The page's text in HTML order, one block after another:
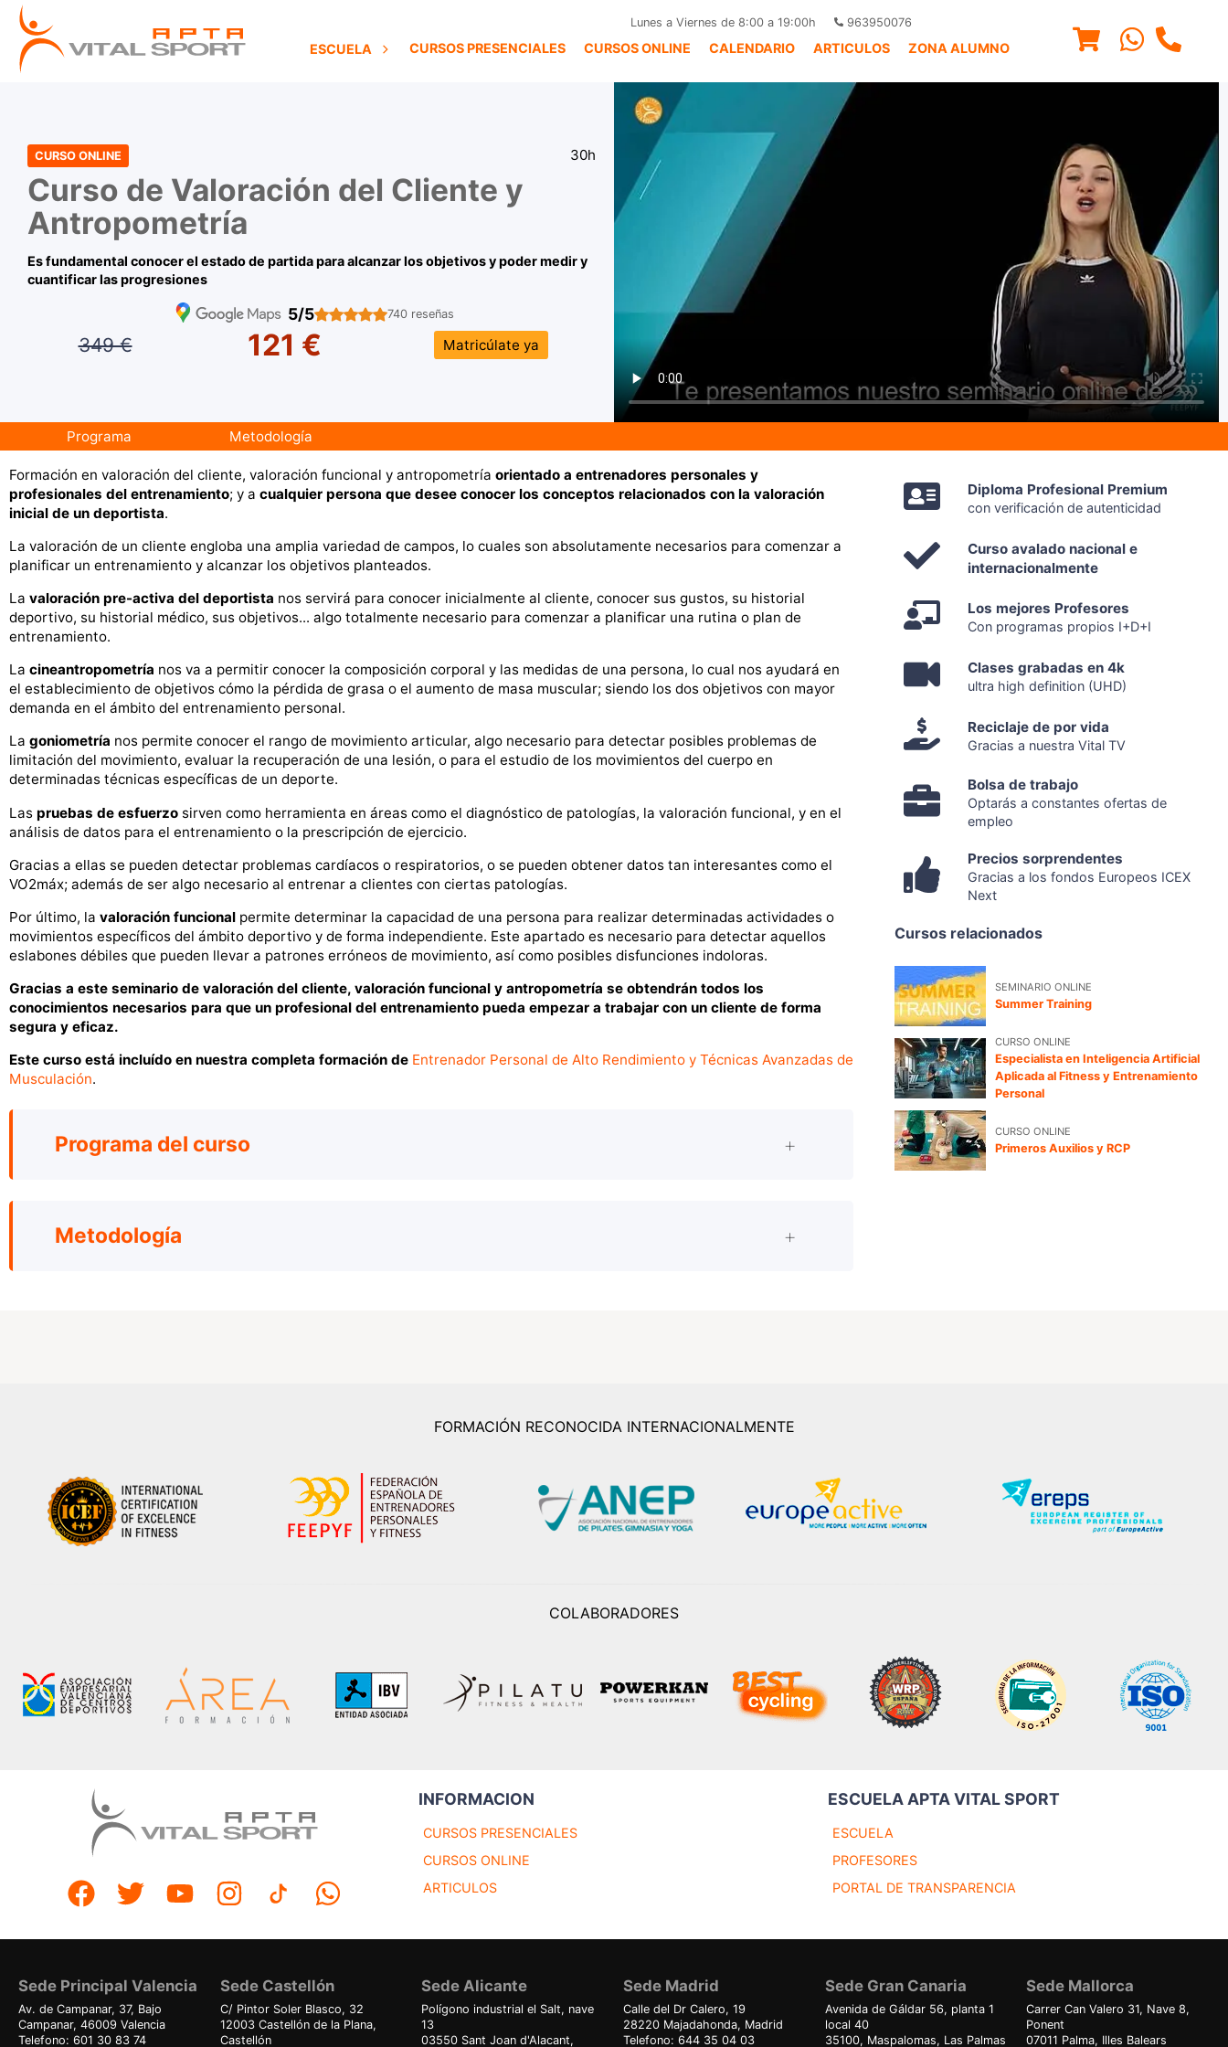
Lunes a Viernes de 8:00 a 19:00h 963950076
ESCUELA CURSOS PRESENCIALES CURSOS ONLINE CALENDARIO ARTICULOS ZONA ALUMNO
CURSO ONLINE 30h
Curso de Valoración del Cliente y
Antropometría
Es fundamental conocer el estado de partida para alcanzar los objetivos y poder medir y
cuantificar las progresiones
5/5 740 reseñas
349 € 121 € Matricúlate ya
Programa Metodología
Formación en valoración del cliente, valoración funcional y antropometría orientado a entrenadores personales y
profesionales del entrenamiento; y a cualquier persona que desee conocer los conceptos relacionados con la valoración
inicial de un deportista.
La valoración de un cliente engloba una amplia variedad de campos, lo cuales son absolutamente necesarios para comenzar a
planificar un entrenamiento y alcanzar los objetivos planteados.
La valoración pre-activa del deportista nos servirá para conocer inicialmente al cliente, conocer sus gustos, su historial
deportivo, su historial médico, sus objetivos... algo totalmente necesario para comenzar a planificar una rutina o plan de
entrenamiento.
La cineantropometría nos va a permitir conocer la composición corporal y las medidas de una persona, lo cual nos ayudará en
el establecimiento de objetivos cómo la pérdida de grasa o el aumento de masa muscular; siendo los dos objetivos con mayor
demanda en el ámbito del entrenamiento personal.
La goniometría nos permite conocer el rango de movimiento articular, algo necesario para detectar posibles problemas de
limitación del movimiento, evaluar la recuperación de una lesión, o para el estudio de los movimientos del cuerpo en
determinadas técnicas específicas de un deporte.
Las pruebas de esfuerzo sirven como herramienta en áreas como el diagnóstico de patologías, la valoración funcional, y en el
análisis de datos para el entrenamiento o la prescripción de ejercicio.
Gracias a ellas se pueden detectar problemas cardíacos o respiratorios, o se pueden obtener datos tan interesantes como el
VO2máx; además de ser algo necesario al entrenar a clientes con ciertas patologías.
Por último, la valoración funcional permite determinar la capacidad de una persona para realizar determinadas actividades o
movimientos específicos del ámbito deportivo y de forma independiente. Este apartado es necesario para detectar aquellos
eslabones débiles que pueden llevar a patrones erróneos de movimiento, así como posibles disfunciones indoloras.
Gracias a este seminario de valoración del cliente, valoración funcional y antropometría se obtendrán todos los
conocimientos necesarios para que un profesional del entrenamiento pueda empezar a trabajar con un cliente de forma
segura y eficaz.
Este curso está incluído en nuestra completa formación de Entrenador Personal de Alto Rendimiento y Técnicas Avanzadas de
Musculación.
Programa del curso
Metodología
Diploma Profesional Premium
con verificación de autenticidad
Curso avalado nacional e
internacionalmente
Los mejores Profesores
Con programas propios I+D+I
Clases grabadas en 4k
ultra high definition (UHD)
Reciclaje de por vida
Gracias a nuestra Vital TV
Bolsa de trabajo
Optarás a constantes ofertas de
empleo
Precios sorprendentes
Gracias a los fondos Europeos ICEX
Next
Cursos relacionados
SEMINARIO ONLINE
Summer Training
CURSO ONLINE
Especialista en Inteligencia Artificial
Aplicada al Fitness y Entrenamiento
Personal
CURSO ONLINE
Primeros Auxilios y RCP
FORMACIÓN RECONOCIDA INTERNACIONALMENTE
COLABORADORES
INFORMACION
CURSOS PRESENCIALES
CURSOS ONLINE
ARTICULOS
ESCUELA APTA VITAL SPORT
ESCUELA
PROFESORES
PORTAL DE TRANSPARENCIA
Sede Principal Valencia
Av. de Campanar, 37, Bajo
Campanar, 46009 Valencia
Telefono: 601 30 83 74
Sede Castellón
C/ Pintor Soler Blasco, 32
12003 Castellón de la Plana,
Castellón
Sede Alicante
Polígono industrial el Salt, nave
13
03550 Sant Joan d'Alacant,
Sede Madrid
Calle del Dr Calero, 19
28220 Majadahonda, Madrid
Telefono: 644 35 04 03
Sede Gran Canaria
Avenida de Gáldar 56, planta 1
local 40
35100, Maspalomas, Las Palmas
Sede Mallorca
Carrer Can Valero 31, Nave 8,
Ponent
07011 Palma, Illes Balears